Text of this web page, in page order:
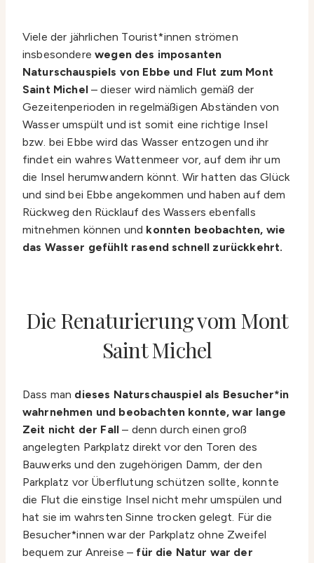
Viele der jährlichen Tourist*innen strömen
insbesonderewegen des imposanten
Naturschauspiels von Ebbe und Flut zum Mont
Saint Michel– dieser wird nämlich gemäß der
Gezeitenperioden in regelmäßigen Abständen von
Wasser umspült und ist somit eine richtige Insel
bzw. bei Ebbe wird das Wasser entzogen und ihr
findet ein wahres Wattenmeer vor, auf dem ihr um
die Insel herumwandern könnt. Wir hatten das Glück
und sind bei Ebbe angekommen und haben auf dem
Rückweg den Rücklauf des Wassers ebenfalls
mitnehmen können und konnten beobachten, wie
das Wasser gefühlt rasend schnell zurückkehrt.
Die Renaturierung vom Mont
Saint Michel
Dass man dieses Naturschauspiel als Besucher*in
wahrnehmen und beobachten konnte, war lange
Zeit nicht der Fall– denn durch einen groß
angelegten Parkplatz direkt vor den Toren des
Bauwerks und den zugehörigen Damm, der den
Parkplatz vor Überflutung schützen sollte, konnte
die Flut die einstige Insel nicht mehr umspülen und
hat sie im wahrsten Sinne trocken gelegt. Für die
Besucher*innen war der Parkplatz ohne Zweifel
bequem zur Anreise – für die Natur war der